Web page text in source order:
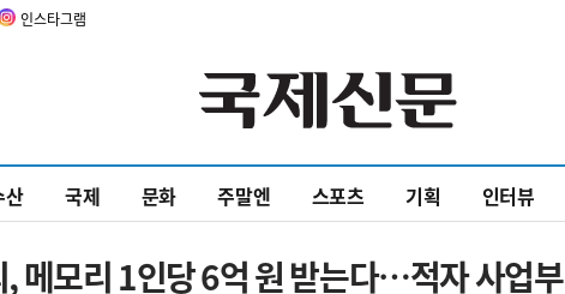
인스타그램
산 국제 문화 주말엔 스포츠 기획 인터뷰
메모리 1인당 6억 원 받는다…적자 사업부